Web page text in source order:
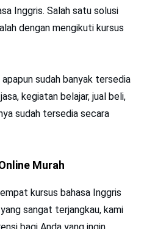
Inggris. Salah satu solusi
dengan mengikuti kursus
sudah banyak tersedia
kegiatan belajar, jual beli,
sudah tersedia secara
Murah
kursus bahasa Inggris
sangat terjangkau, kami